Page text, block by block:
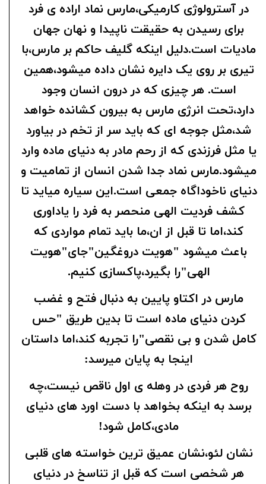
در آسترولوژی کارمیکی،مارس نماد اراده ی فرد
برای رسیدن به حقیقت ناپیدا و نهان جهان
مادیات است.دلیل اینکه گلیف حاکم بر مارس،با
تیری بر روی یک دایره نشان داده میشود،همین
است. هر چیزی که در درون انسان وجود
دارد،تحت انرژی مارس به بیرون کشانده خواهد
شد،مثل جوجه ای که باید سر از تخم در بیاورد
یا مثل فرزندی که از رحم مادر به دنیای ماده وارد
میشود.مارس نماد جدا شدن انسان از تمامیت و
دنیای ناخوداگاه جمعی است.این سیاره میاید تا
کشف فردیت الهی منحصر به فرد را یاداوری
کند،اما تا قبل از ان،ما باید تمام مواردی که
باعث میشود "هویت دروغگین"جای"هویت
الهی"را بگیرد،پاکسازی کنیم.
مارس در اکتاو پایین به دنبال فتح و غضب
کردن دنیای ماده است تا بدین طریق "حس
کامل شدن و بی نقصی"را تجربه کند،اما داستان
اینجا به پایان میرسد:
روح هر فردی در وهله ی اول ناقص نیست،چه
برسد به اینکه بخواهد با دست اورد های دنیای
مادی،کامل شود!
نشان لئو،نشان عمیق ترین خواسته های قلبی
هر شخصی است که قبل از تناسخ در دنیای